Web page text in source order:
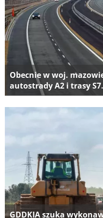
Obecnie w woj.
autostrady A2 i trasy
GDDKIA szuka